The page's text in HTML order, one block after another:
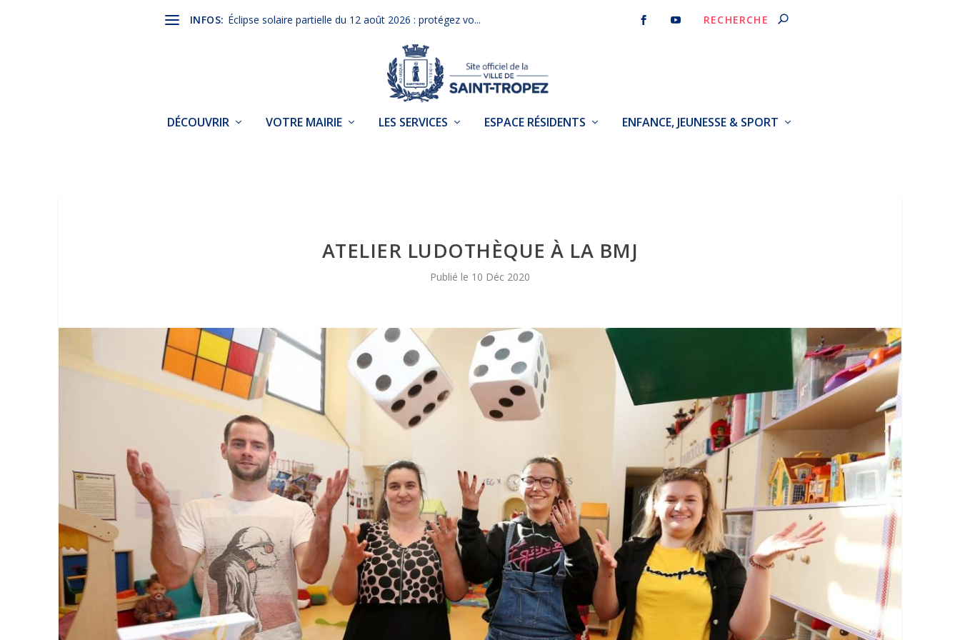
INFOS: Éclipse solaire partielle du 12 août 2026 : protégez vo...
DÉCOUVRIR VOTRE MAIRIE LES SERVICES ESPACE RÉSIDENTS ENFANCE, JEUNESSE & SPORT
ATELIER LUDOTHÈQUE À LA BMJ
10 Déc 2020